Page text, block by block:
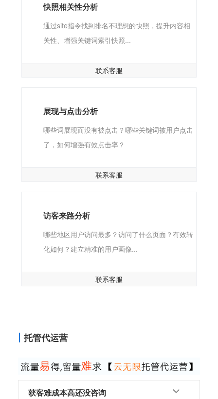
快照相关性分析
通过site指令找到排名不理想的快照，提升内容相
关性、增强关键词索引快照...
联系客服
展现与点击分析
哪些词展现而没有被点击？哪些关键词被用户点击
了，如何增强有效点击率？
联系客服
访客来路分析
哪些地区用户访问最多？访问了什么页面？有效转
化如何？建立精准的用户画像...
联系客服
托管代运营
获客难成本高还没咨询